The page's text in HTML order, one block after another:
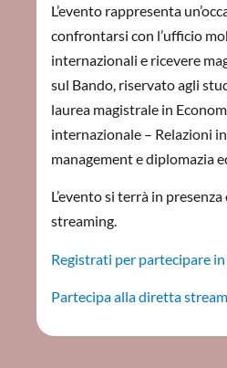
L’evento rappresenta
confrontarsi con l’ufficio
internazionali e ricevere
sul Bando, riservato agli
laurea magistrale in
internazionale – Relazioni
management e diplomazia
L’evento si terrà in
streaming.
Registrati per partecipare
Partecipa alla diretta